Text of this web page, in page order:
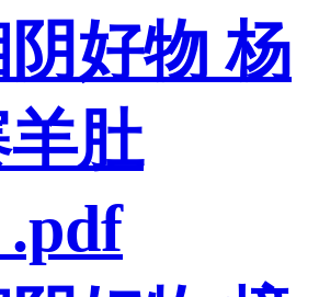
阴好物 杨
肚